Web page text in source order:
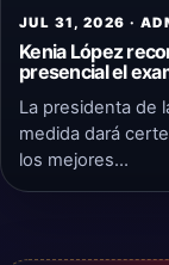
JUL 31, 2026 ·
Kenia López
presencial el
La presidenta de
medida dará
los mejores…